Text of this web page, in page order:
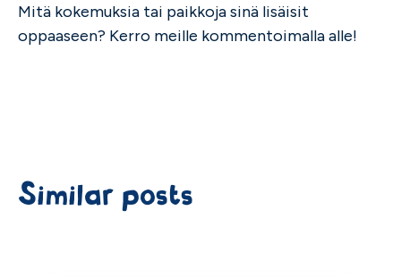
Mitä kokemuksia tai paikkoja sinä lisäisit
oppaaseen? Kerro meille kommentoimalla alle!
Similar posts